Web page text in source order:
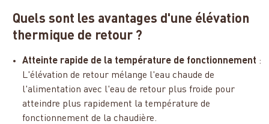
Quels sont les avantages d'une élévation
thermique de retour ?
Atteinte rapide de la température de fonctionnement :
L'élévation de retour mélange l'eau chaude de
l'alimentation avec l'eau de retour plus froide pour
atteindre plus rapidement la température de
fonctionnement de la chaudière.